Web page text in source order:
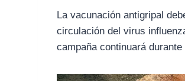
p
La vacunación antigripal
circulación del virus
campaña continuará